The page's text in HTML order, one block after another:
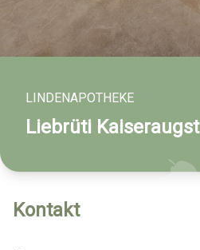
LINDENAPOTHEKE
Liebrüti Kaiseraugst
Kontakt